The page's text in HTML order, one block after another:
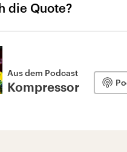
die Quote?
Aus dem Podcast
Kompressor